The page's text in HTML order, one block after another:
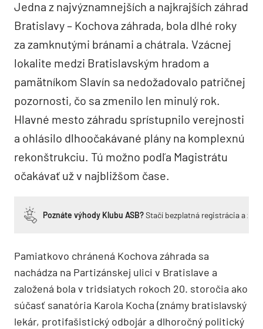
Jedna z najvýznamnejších a najkrajších záhrad
Bratislavy – Kochova záhrada, bola dlhé roky
za zamknutými bránami a chátrala. Vzácnej
lokalite medzi Bratislavským hradom a
pamätníkom Slavín sa nedožadovalo patričnej
pozornosti, čo sa zmenilo len minulý rok.
Hlavné mesto záhradu sprístupnilo verejnosti
a ohlásilo dlhoočakávané plány na komplexnú
rekonštrukciu. Tú možno podľa Magistrátu
očakávať už v najbližšom čase.
Poznáte výhody Klubu ASB?Stačí bezplatná registrácia a
Pamiatkovo chránená Kochova záhrada sa
nachádza na Partizánskej ulici v Bratislave a
založená bola v tridsiatych rokoch 20. storočia ako
súčasť sanatória Karola Kocha (známy bratislavský
lekár, protifašistický odbojár a dlhoročný politický